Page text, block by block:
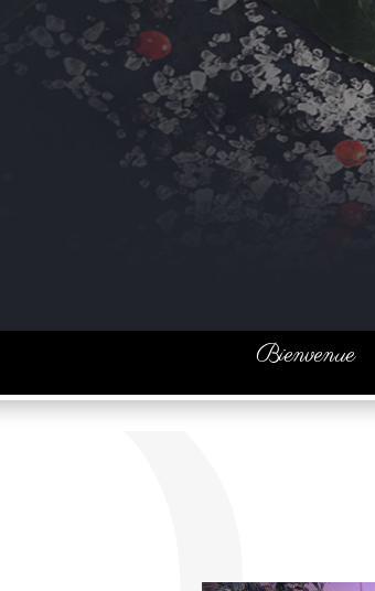
Bienvenue
Panneau de gestion des cookies